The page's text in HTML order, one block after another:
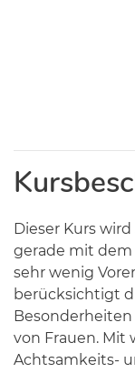
Dieser Kurs
gerade mit dem
sehr wenig
berücksichtigt
von Frauen. Mit
Achtsamkeits-